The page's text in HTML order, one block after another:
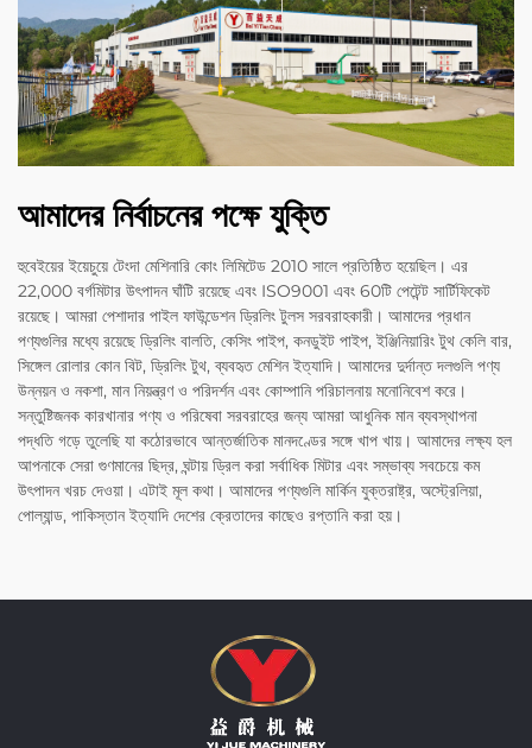
আমাদের নির্বাচনের পক্ষে যুক্তি
হুবেইয়ের ইয়েচুয়ে টেংদা মেশিনারি কোং লিমিটেড 2010 সালে প্রতিষ্ঠিত হয়েছিল। এর
22,000 বর্গমিটার উৎপাদন ঘাঁটি রয়েছে এবং ISO9001 এবং 60টি পেটেন্ট সার্টিফিকেট
রয়েছে। আমরা পেশাদার পাইল ফাউন্ডেশন ড্রিলিং টুলস সরবরাহকারী। আমাদের প্রধান
পণ্যগুলির মধ্যে রয়েছে ড্রিলিং বালতি, কেসিং পাইপ, কনডুইট পাইপ, ইঞ্জিনিয়ারিং টুথ কেলি বার,
সিঙ্গেল রোলার কোন বিট, ড্রিলিং টুথ, ব্যবহৃত মেশিন ইত্যাদি। আমাদের দুর্দান্ত দলগুলি পণ্য
উন্নয়ন ও নকশা, মান নিয়ন্ত্রণ ও পরিদর্শন এবং কোম্পানি পরিচালনায় মনোনিবেশ করে।
সন্তুষ্টিজনক কারখানার পণ্য ও পরিষেবা সরবরাহের জন্য আমরা আধুনিক মান ব্যবস্থাপনা
পদ্ধতি গড়ে তুলেছি যা কঠোরভাবে আন্তর্জাতিক মানদণ্ডের সঙ্গে খাপ খায়। আমাদের লক্ষ্য হল
আপনাকে সেরা গুণমানের ছিদ্র, ঘন্টায় ড্রিল করা সর্বাধিক মিটার এবং সম্ভাব্য সবচেয়ে কম
উৎপাদন খরচ দেওয়া। এটাই মূল কথা। আমাদের পণ্যগুলি মার্কিন যুক্তরাষ্ট্র, অস্ট্রেলিয়া,
পোল্যান্ড, পাকিস্তান ইত্যাদি দেশের ক্রেতাদের কাছেও রপ্তানি করা হয়।